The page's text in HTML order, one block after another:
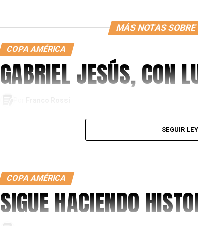
MÁS NOTAS
COPA AMÉRICA
GABRIEL JESÚS, CON
SEGUIR
COPA AMÉRICA
SIGUE HACIENDO